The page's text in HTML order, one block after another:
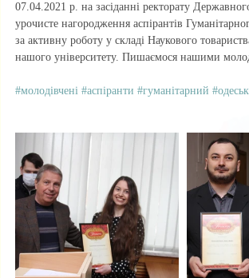
07.04.2021 р. на засіданні ректорату
урочисте нагородження аспірантів
за активну роботу у складі Наукового
нашого університету. Пишаємося нашими
#молодівчені #аспіранти #гуманітарний